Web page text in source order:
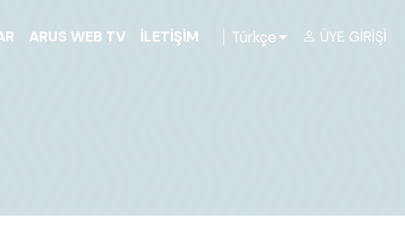
ARUS WEB TV İLETIŞIM Türkçe ÜYE GIRIŞI